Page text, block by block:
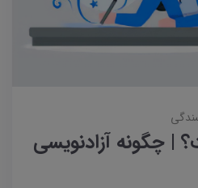
| چگونه آزادنویسی